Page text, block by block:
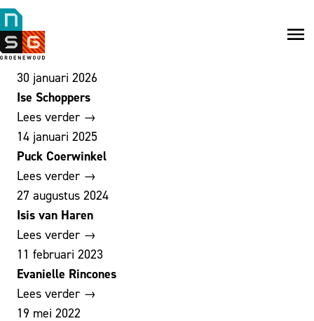
NSG
Groenewoud
30 januari 2026
Ise Schoppers
Lees verder →
14 januari 2025
Puck Coerwinkel
Lees verder →
27 augustus 2024
Isis van Haren
Lees verder →
11 februari 2023
Evanielle Rincones
Lees verder →
19 mei 2022